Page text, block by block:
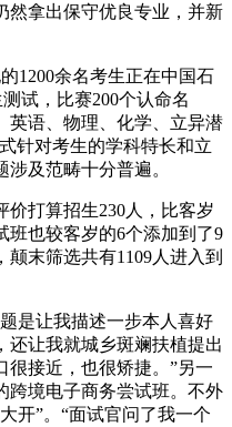
然拿出保守优良专业，并新
余名考生正在中国石
试，比赛200个认命名
英语、物理、化学、立异潜
针对考生的学科特长和立
及范畴十分普遍。
打算招生230人，比客岁
班也较客岁的6个添加到了9
末筛选共有1109人进入到
让我描述一步本人喜好
还让我就城乡斑斓扶植提出
很接近，也很矫捷。”另一
跨境电子商务尝试班。不外
开”。“面试官问了我一个